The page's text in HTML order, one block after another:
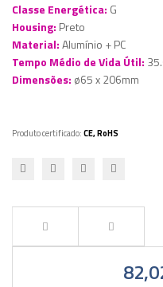
Classe Energética: G
Housing: Preto
Material:Alumínio + PC
Tempo Médio de Vida Útil:
Dimensões: ø65 x 206mm
Produto certificado:CE, RoHS